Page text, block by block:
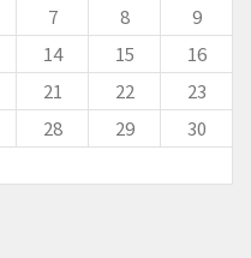
7 8
9
14 15
16
21 22
23
28 29
30